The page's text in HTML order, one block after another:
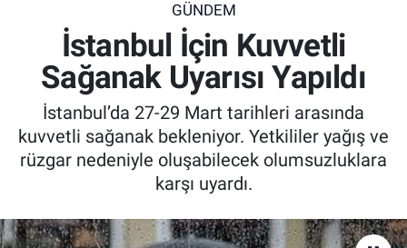
GÜNDEM
İstanbul İçin Kuvvetli
Sağanak Uyarısı Yapıldı
İstanbul’da 27-29 Mart tarihleri arasında
kuvvetli sağanak bekleniyor. Yetkililer yağış ve
rüzgar nedeniyle oluşabilecek olumsuzluklara
karşı uyardı.
TRANSFER HABERLERI
KULİS MEYDANI
1461 TRABZON
FUTBOL
Tüm Manşetler
Son Dakika Haberleri
Haber Arşivi